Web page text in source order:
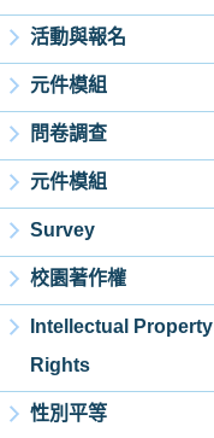
活動與報名
元件模組
問卷調查
元件模組
Survey
校園著作權
Intellectual Property
Rights
性別平等